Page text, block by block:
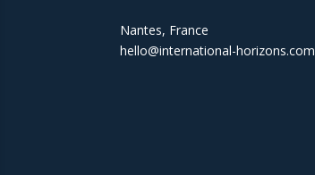
Nantes, France
hello@international-horizons.com